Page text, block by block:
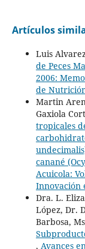
Artículos
Luis
de Peces
2006:
de
Martin
Gaxiola
tropicales
canané
Acuicola:
Innovación
Dra. L.
López, Dr.
Barbosa,
, Avances